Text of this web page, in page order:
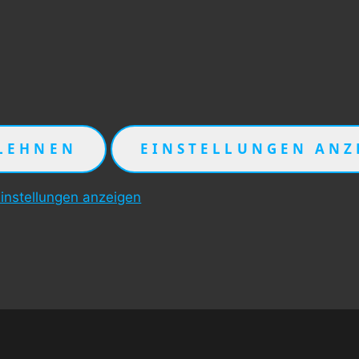
EINSTELLUNGEN
anzeigen